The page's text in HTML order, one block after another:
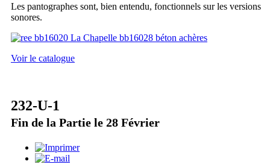
Les pantographes sont, bien entendu, fonctionnels sur les versions
sonores.
Voir le catalogue
232-U-1
Fin de la Partie le 28 Février